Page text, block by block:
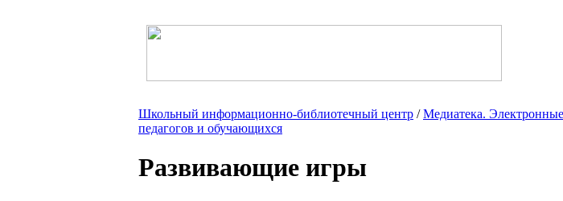
Школьный информационно-библиотечный центр /Медиатека.
педагогов и обучающихся
Развивающие игры